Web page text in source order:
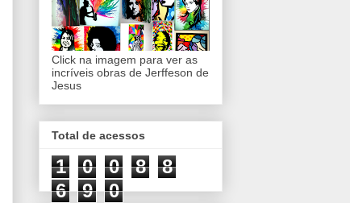
Click na imagem para ver as
incríveis obras de Jerffeson de
Jesus
Total de acessos
1 0 0 8
8
6
9 0